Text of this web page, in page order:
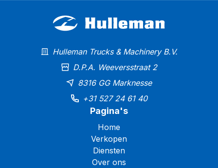
Hulleman Trucks & Machinery B.V.
D.P.A. Weeversstraat 2
8316 GG Marknesse
+31 527 24 61 40
Pagina's
Home
Verkopen
Diensten
Over ons